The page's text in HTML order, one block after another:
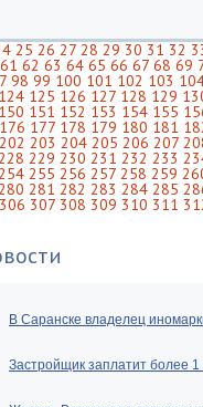
25 26 27 28 29 30 31 32
61 62 63 64 65 66 67 68 69
98 99 100 101 102 103
124 125 126 127 128 129
150 151 152 153 154 155
176 177 178 179 180 181
202 203 204 205 206 207
229 230 231 232 233
255 256 257 258 259
281 282 283 284 285
306 307 308 309 310 311
В Саранске владелец
Застройщик заплатит более